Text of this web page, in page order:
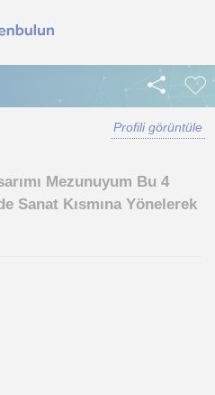
Profili görüntüle
Mezunuyum Bu 4
Sanat Kısmına Yönelerek